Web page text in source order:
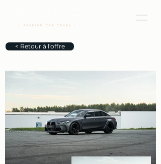
< Retour à l'offre